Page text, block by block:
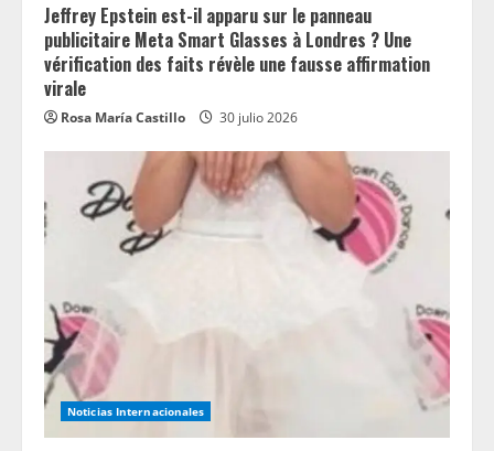
Jeffrey Epstein est-il apparu sur le panneau
publicitaire Meta Smart Glasses à Londres ? Une
vérification des faits révèle une fausse affirmation
virale
Rosa María Castillo 30 julio 2026
Noticias Internacionales